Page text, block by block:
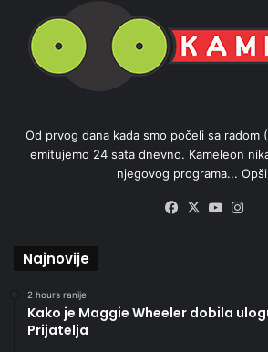
Od prvog dana kada smo počeli sa radom
emitujemo 24 sata dnevno. Kameleon
njegovog programa...
Facebook
X
Najnovije
2 hours ranije
Kako je Maggie Wheeler dobila
Prijatelja